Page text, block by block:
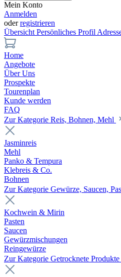
Mein Konto
Anmelden
oderregistrieren
Übersicht Persönliches Profil
Home
Angebote
Über Uns
Prospekte
Tourenplan
Kunde werden
FAQ
Zur Kategorie Reis, Bohnen, Mehl
Jasminreis
Mehl
Panko & Tempura
Klebreis & Co.
Bohnen
Zur Kategorie Gewürze, Saucen,
Kochwein & Mirin
Pasten
Saucen
Gewürzmischungen
Reingewürze
Zur Kategorie Getrocknete Produkte